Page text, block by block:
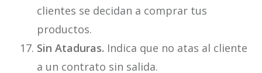
clientes se decidan a comprar tus
productos.
Sin Ataduras. Indica que no atas al cliente
a un contrato sin salida.